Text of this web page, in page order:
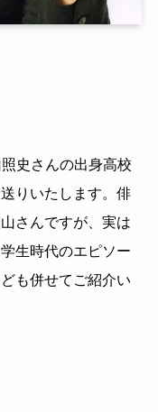
史さんの出身高校
りいたします。俳
さんですが、実は
生時代のエピソー
も併せてご紹介い